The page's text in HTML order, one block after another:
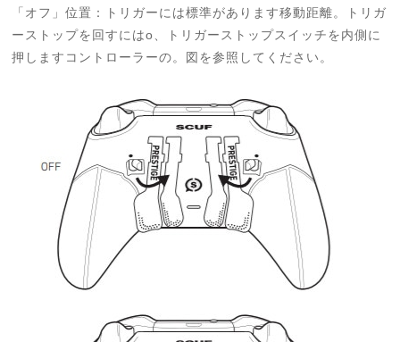
「オフ」位置：トリガーには標準があります移動距離。トリガ
ーストップを回すにはo、トリガーストップスイッチを内側に
押しますコントローラーの。図を参照してください。